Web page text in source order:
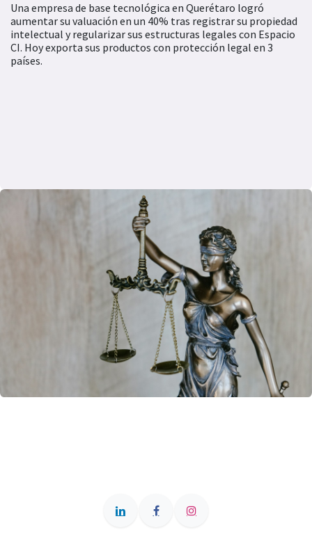
Una empresa de base tecnológica en Querétaro logró
aumentar su valuación en un 40% tras registrar su propiedad
intelectual y regularizar sus estructuras legales con Espacio
CI. Hoy exporta sus productos con protección legal en 3
países.